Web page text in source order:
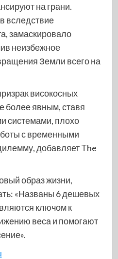
на грани.
вследствие
замаскировало
неизбежное
Земли всего на
високосных
более явным, ставя
системами, плохо
с временными
добавляет The
образ жизни,
«Названы 6 дешевых
ключом к
веса и помогают